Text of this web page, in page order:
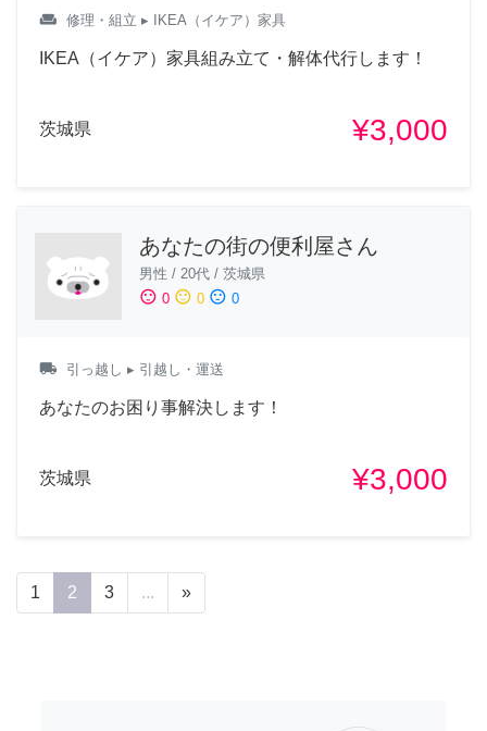
weekend 修理・組立 ▸ IKEA（イケア）家具
IKEA（イケア）家具組み立て・解体代行します！
茨城県 ¥3,000
あなたの街の便利屋さん
男性 / 20代 / 茨城県
sentiment_satisfied 0 sentiment_neutral 0 sentiment_dissatisfied 0
local_shipping 引っ越し ▸ 引越し・運送
あなたのお困り事解決します！
茨城県 ¥3,000
1 2 3 ... »